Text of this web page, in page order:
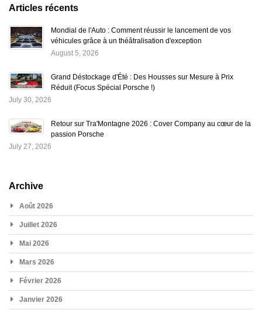
Articles récents
Mondial de l'Auto : Comment réussir le lancement de vos
véhicules grâce à un théâtralisation d'exception
August 5, 2026
Grand Déstockage d'Été : Des Housses sur Mesure à Prix
Réduit (Focus Spécial Porsche !)
July 30, 2026
Retour sur Tra'Montagne 2026 : Cover Company au cœur de la
passion Porsche
July 27, 2026
Archive
Août 2026
Juillet 2026
Mai 2026
Mars 2026
Février 2026
Janvier 2026